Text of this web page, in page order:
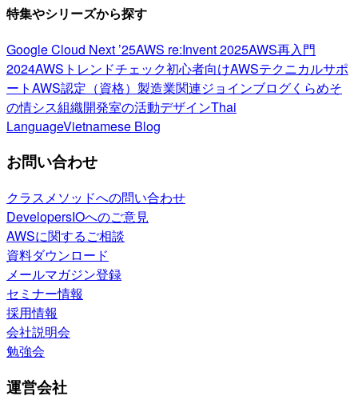
特集やシリーズから探す
Google Cloud Next ’25AWS re:Invent 2025AWS再入門
2024AWSトレンドチェック初心者向けAWSテクニカルサポ
ートAWS認定（資格） 製造業関連ジョインブログくらめそ
の情シス組織開発室の活動デザインThai
LanguageVietnamese Blog
お問い合わせ
クラスメソッドへの問い合わせ
DevelopersIOへのご意見
AWSに関するご相談
資料ダウンロード
メールマガジン登録
セミナー情報
採用情報
会社説明会
勉強会
運営会社